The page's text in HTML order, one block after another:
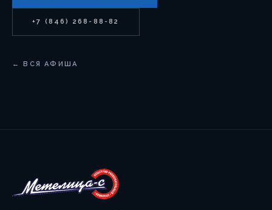
+7 (846) 268-88-82
← ВСЯ АФИША